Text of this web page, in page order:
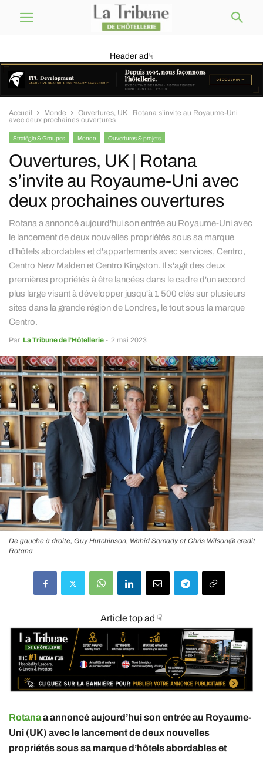
Header ad☟
Accueil Monde
Ouvertures, UK | Rotana s’invite au Royaume-Uni
avec deux prochaines ouvertures
Stratégie & Groupes Monde Ouvertures & projets
Ouvertures, UK | Rotana
s’invite au Royaume-Uni avec
deux prochaines ouvertures
Rotana a annoncé aujourd'hui son entrée au Royaume-Uni avec
le lancement de deux nouvelles propriétés sous sa marque
d'hôtels abordables et d'appartements avec services, Centro,
Centro New Malden et Centro Kingston. Il s'agit des deux
premières propriétés à être lancées dans le cadre d'un accord
plus large visant à développer jusqu'à 1 500 clés sur plusieurs
sites dans la grande région de Londres, le tout sous la marque
Centro.
Par La Tribune de l’Hôtellerie - 2 mai 2023
De gauche à droite, Guy Hutchinson, Wahid Samady et Chris Wilson@ credit
Rotana
Article top ad ☟
Rotanaa annoncé aujourd’hui son entrée au Royaume-
Uni (UK) avec le lancement de deux nouvelles
propriétés sous sa marque d’hôtels abordables et